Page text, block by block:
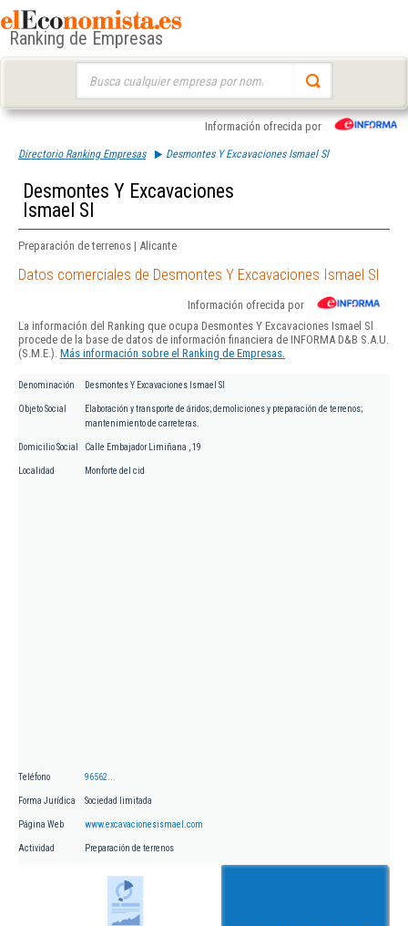
Ranking de Empresas
Información ofrecida por
Directorio Ranking Empresas Desmontes Y Excavaciones Ismael Sl
Desmontes Y Excavaciones
Ismael Sl
Preparación de terrenos | Alicante
Datos comerciales de Desmontes Y Excavaciones Ismael Sl
Información ofrecida por
La información del Ranking que ocupa Desmontes Y Excavaciones Ismael Sl
procede de la base de datos de información financiera de INFORMA D&B S.A.U.
(S.M.E.). Más información sobre el Ranking de Empresas.
Denominación Desmontes Y Excavaciones Ismael Sl
Objeto Social
Elaboración y transporte de áridos; demoliciones y preparación de terrenos;
mantenimiento de carreteras.
Domicilio Social Calle Embajador Limiñana , 19
Localidad Monforte del cid
Teléfono 96562...
Forma Jurídica Sociedad limitada
Página Web www.excavacionesismael.com
Actividad Preparación de terrenos